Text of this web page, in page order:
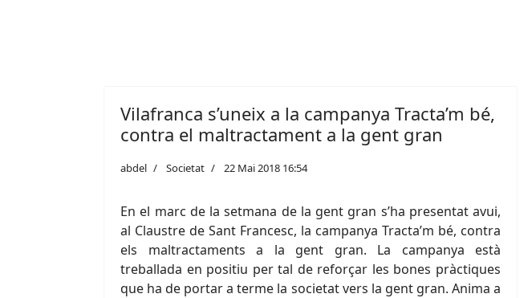
Vilafranca s’uneix a la campanya Tracta’m bé,
contra el maltractament a la gent gran
abdel Societat 22 Mai 2018 16:54
En el marc de la setmana de la gent gran s’ha presentat avui,
al Claustre de Sant Francesc, la campanya Tracta’m bé, contra
els maltractaments a la gent gran. La campanya està
treballada en positiu per tal de reforçar les bones pràctiques
que ha de portar a terme la societat vers la gent gran. Anima a